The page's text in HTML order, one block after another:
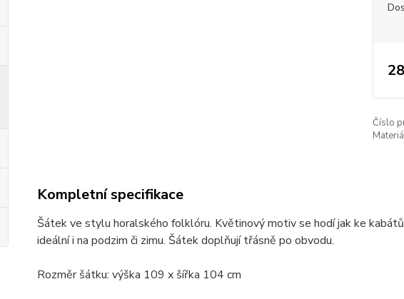
Číslo
Kompletní specifikace
Šátek ve stylu horalského folklóru. Květinový motiv se hodí jak ke
ideální i na podzim či zimu. Šátek doplňují třásně po obvodu.
Rozměr šátku: výška 109 x šířka 104 cm